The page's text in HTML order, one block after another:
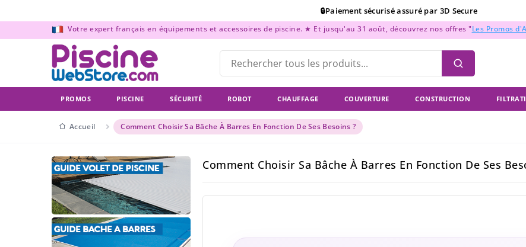
📞Support Téléphonique : Du lundi au vendredi de 9h à 18h
Votre expert français en équipements et accessoires de piscine. ★ Et jusqu'au 31 août, découvrez nos offres "Les Promos
PROMOS PISCINE SÉCURITÉ ROBOT CHAUFFAGE COUVERTURE CONSTRUCTION
Accueil Comment Choisir Sa Bâche À Barres En Fonction De Ses Besoins ?
Comment Choisir Sa Bâche À Barres En Fonction De Ses